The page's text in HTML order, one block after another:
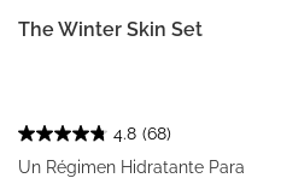
The Winter Skin Set
4.8 (68)
Un Régimen Hidratante Para